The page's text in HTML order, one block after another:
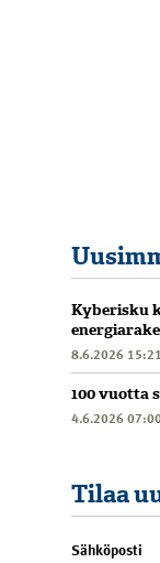
Kyberisku
8.6.2026 15:21
100 vuotta
4.6.2026
Tilaa
Sähköposti